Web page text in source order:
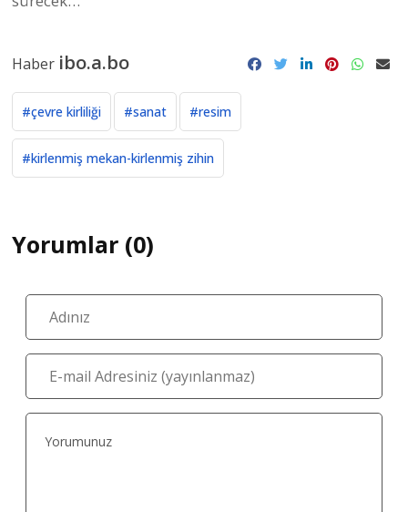
Haber ibo.a.bo
#çevre kirliliği #sanat #resim
#kirlenmiş mekan-kirlenmiş zihin
Yorumlar (0)